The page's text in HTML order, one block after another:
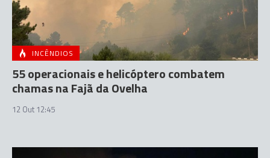
INCÊNDIOS
55 operacionais e helicóptero combatem
chamas na Fajã da Ovelha
12 Out 12:45